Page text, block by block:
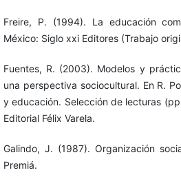
Freire, P. (1994). La educación
México: Siglo xxi Editores (Trabajo
Fuentes, R. (2003). Modelos y
una perspectiva sociocultural. En R.
y educación. Selección de lecturas
Editorial Félix Varela.
Galindo, J. (1987). Organización
Premiá.